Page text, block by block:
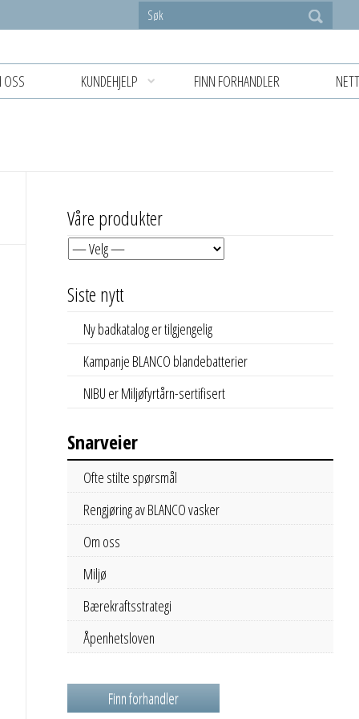
KUNDEHJELP FINN FORHANDLER
Våre produkter
Siste nytt
Ny badkatalog er tilgjengelig
Kampanje BLANCO blandebatterier
NIBU er Miljøfyrtårn-sertifisert
Snarveier
Ofte stilte spørsmål
Rengjøring av BLANCO vasker
Om oss
Miljø
Bærekraftsstrategi
Åpenhetsloven
Finn forhandler